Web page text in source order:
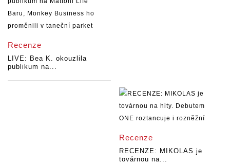
Recenze
LIVE: Bea K. okouzlila
publikum na...
Recenze
RECENZE: MIKOLAS je
továrnou na...